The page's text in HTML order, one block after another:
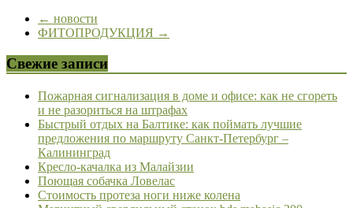
← новости
ФИТОПРОДУКЦИЯ →
Свежие записи
Пожарная сигнализация в доме и офисе: как не сгореть
и не разориться на штрафах
Быстрый отдых на Балтике: как поймать лучшие
предложения по маршруту Санкт-Петербург –
Калининград
Кресло-качалка из Малайзии
Поющая собачка Ловелас
Стоимость протеза ноги ниже колена